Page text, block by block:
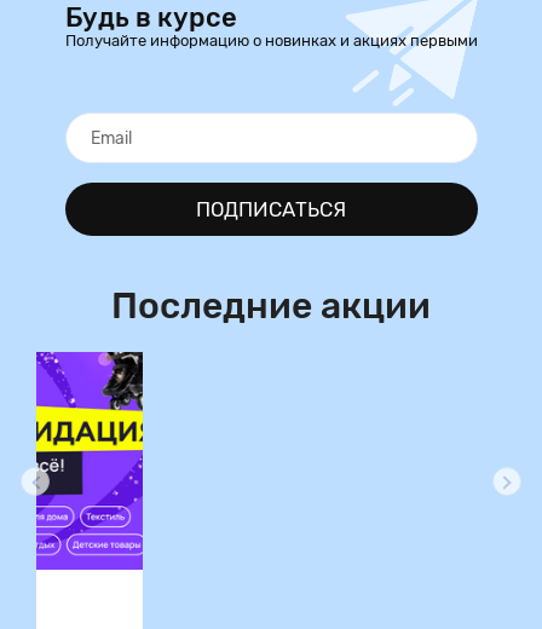
Будь в курсе
Получайте информацию о новинках и акциях первыми
ПОДПИСАТЬСЯ
Последние акции